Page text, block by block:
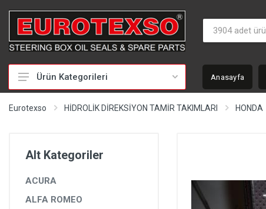
HİDROLİK DİREKSİYON TAMİR TAKIMLARI
Ürün Kategorileri Anasayfa
Eurotexso HİDROLİK DİREKSİYON TAMİR TAKIMLARI HONDA
Alt Kategoriler
ACURA
ALFA ROMEO